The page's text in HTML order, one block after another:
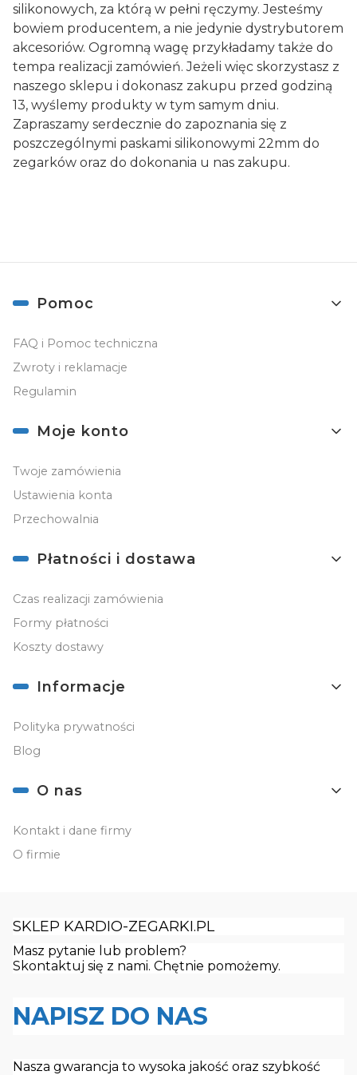
silikonowych, za którą w pełni ręczymy. Jesteśmy
bowiem producentem, a nie jedynie dystrybutorem
akcesoriów. Ogromną wagę przykładamy także do
tempa realizacji zamówień. Jeżeli więc skorzystasz z
naszego sklepu i dokonasz zakupu przed godziną
13, wyślemy produkty w tym samym dniu.
Zapraszamy serdecznie do zapoznania się z
poszczególnymi paskami silikonowymi 22mm do
zegarków oraz do dokonania u nas zakupu.
Linki w stopce
Pomoc
FAQ i Pomoc techniczna
Zwroty i reklamacje
Regulamin
Moje konto
Twoje zamówienia
Ustawienia konta
Przechowalnia
Płatności i dostawa
Czas realizacji zamówienia
Formy płatności
Koszty dostawy
Informacje
Polityka prywatności
Blog
O nas
Kontakt i dane firmy
O firmie
SKLEP KARDIO-ZEGARKI.PL
Masz pytanie lub problem?
Skontaktuj się z nami. Chętnie pomożemy.
NAPISZ DO NAS
Nasza gwarancja to wysoka jakość oraz szybkość